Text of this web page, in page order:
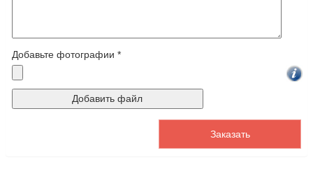
Добавьте фотографии *